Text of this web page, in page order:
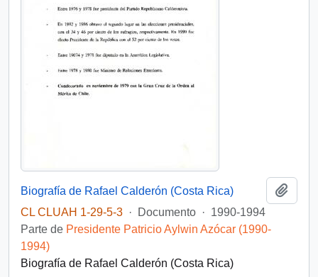
Biografía de Rafael Calderón (Costa Rica)
CL CLUAH 1-29-5-3 · Documento · 1990-1994
Parte de Presidente Patricio Aylwin Azócar (1990-
1994)
Biografía de Rafael Calderón (Costa Rica)